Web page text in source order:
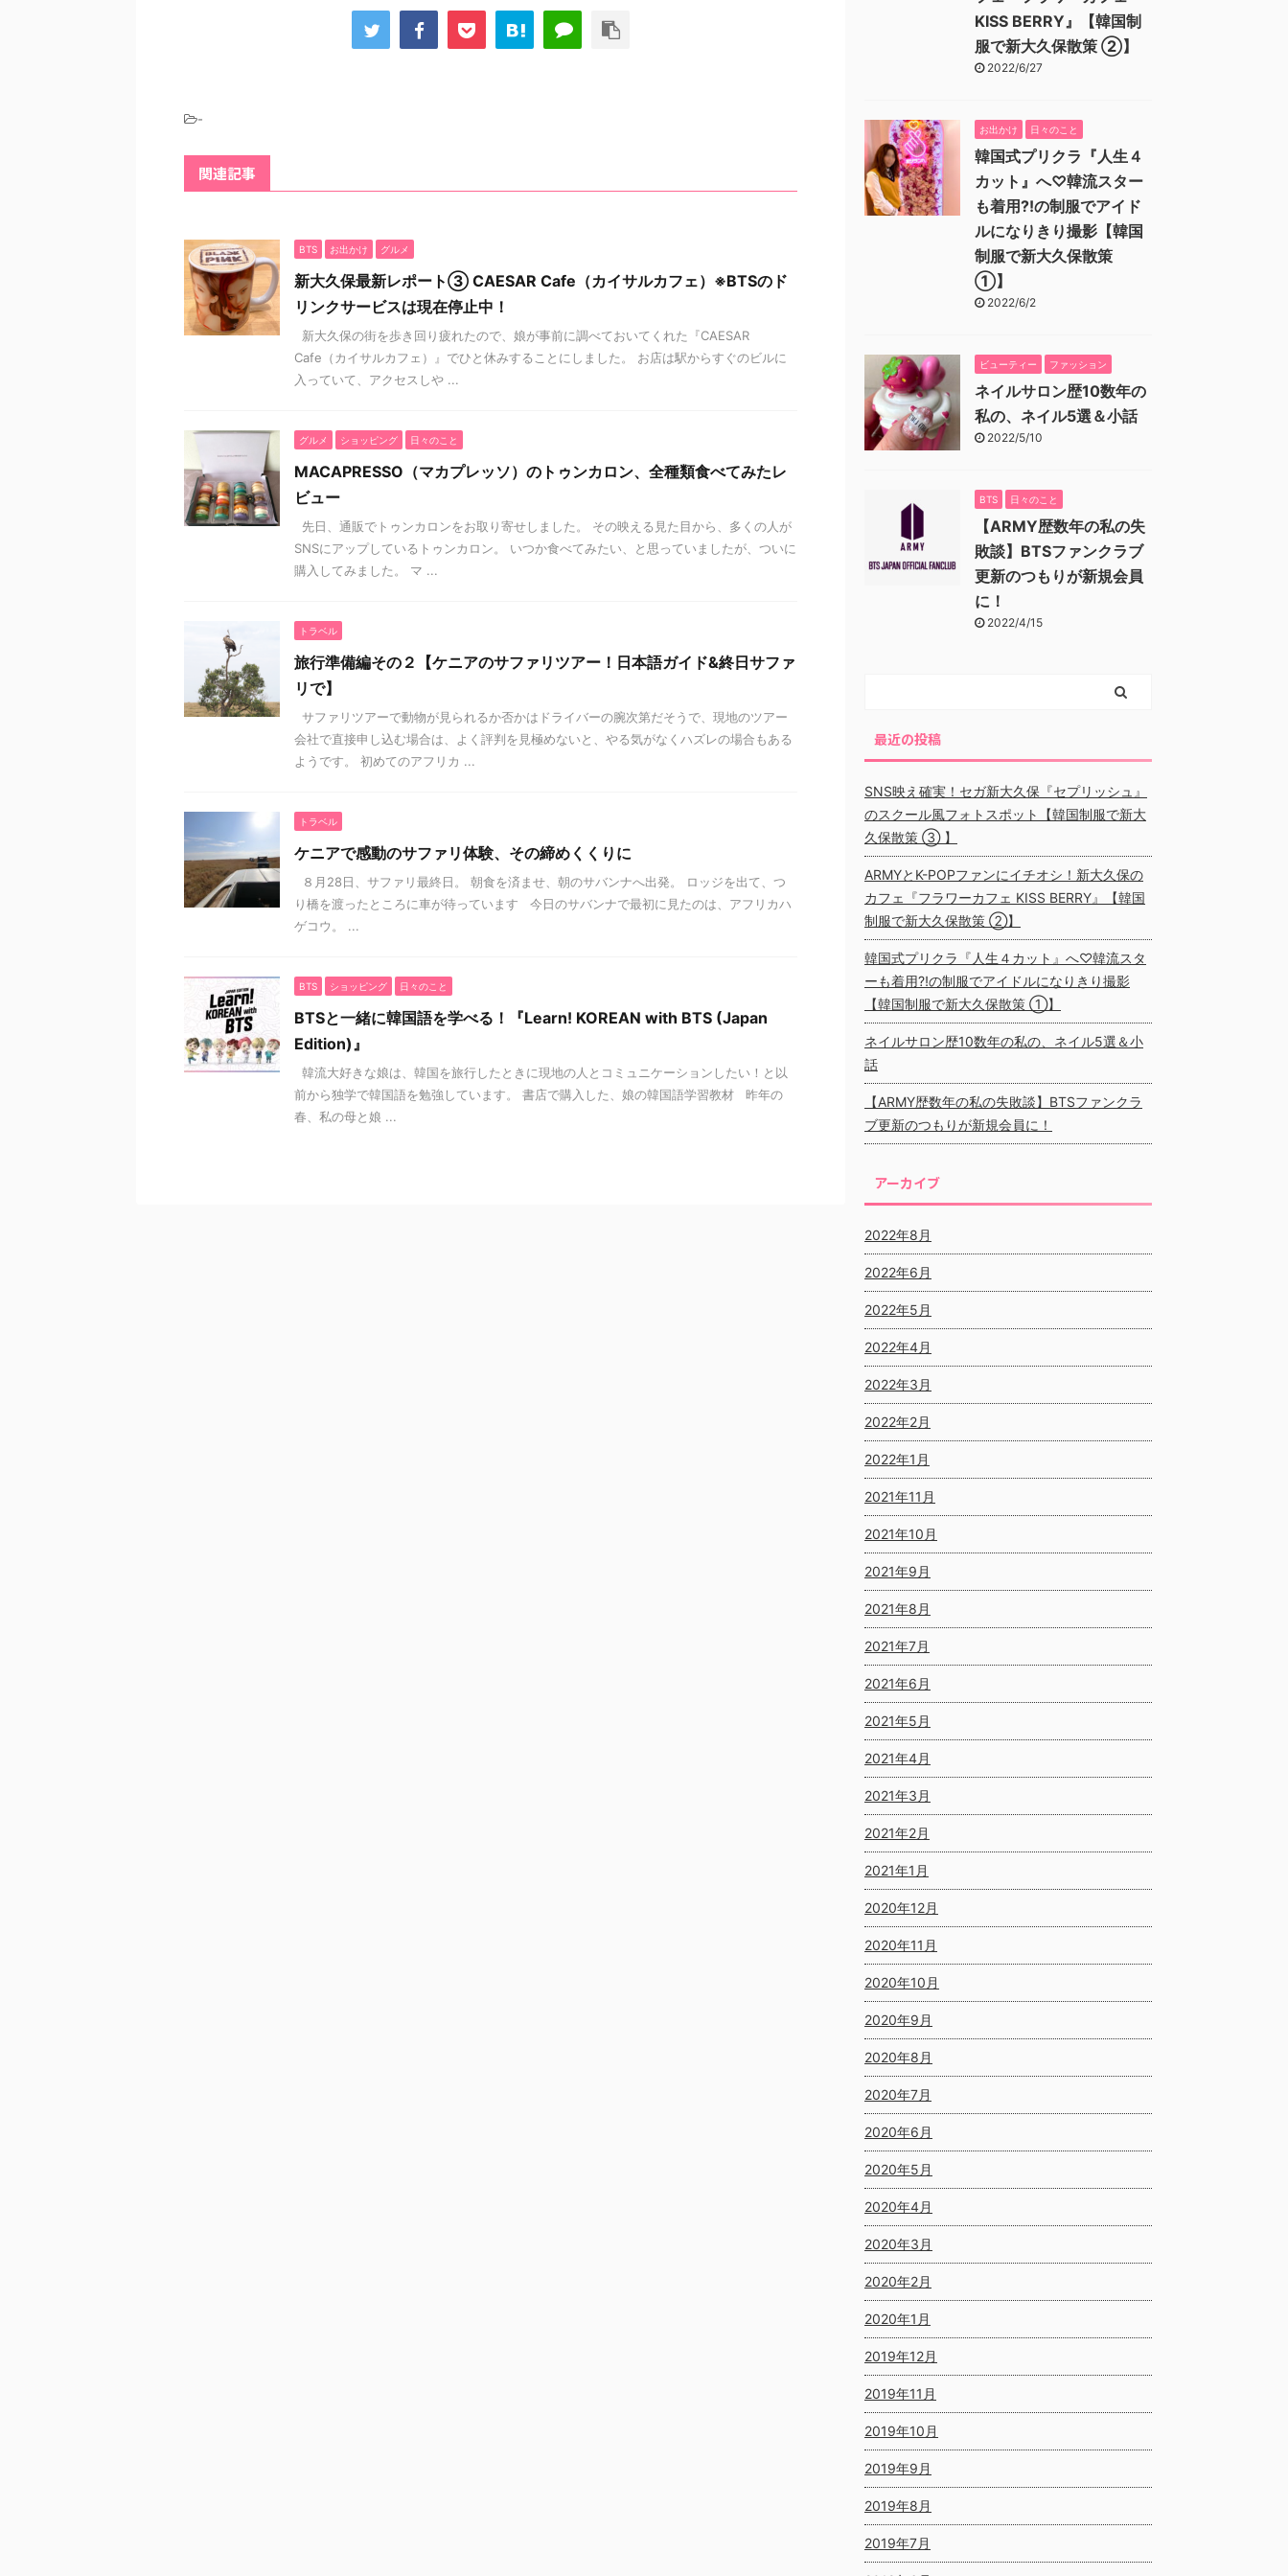
-
関連記事
BTS お出かけ グルメ
新大久保最新レポート③ CAESAR Cafe（カイサルカフェ）※BTSのド
リンクサービスは現在停止中！
新大久保の街を歩き回り疲れたので、娘が事前に調べておいてくれた『CAESAR
Cafe（カイサルカフェ）』でひと休みすることにしました。 お店は駅からすぐのビルに
入っていて、アクセスしや ...
グルメ ショッピング 日々のこと
MACAPRESSO（マカプレッソ）のトゥンカロン、全種類食べてみたレ
ビュー
先日、通販でトゥンカロンをお取り寄せしました。 その映える見た目から、多くの人が
SNSにアップしているトゥンカロン。 いつか食べてみたい、と思っていましたが、ついに
購入してみました。 マ ...
トラベル
旅行準備編その２【ケニアのサファリツアー！日本語ガイド&終日サファ
リで】
サファリツアーで動物が見られるか否かはドライバーの腕次第だそうで、現地のツアー
会社で直接申し込む場合は、よく評判を見極めないと、やる気がなくハズレの場合もある
ようです。 初めてのアフリカ ...
トラベル
ケニアで感動のサファリ体験、その締めくくりに
８月28日、サファリ最終日。 朝食を済ませ、朝のサバンナへ出発。 ロッジを出て、つ
り橋を渡ったところに車が待っています 今日のサバンナで最初に見たのは、アフリカハ
ゲコウ。 ...
BTS ショッピング 日々のこと
BTSと一緒に韓国語を学べる！『Learn! KOREAN with BTS (Japan
Edition)』
韓流大好きな娘は、韓国を旅行したときに現地の人とコミュニケーションしたい！と以
前から独学で韓国語を勉強しています。 書店で購入した、娘の韓国語学習教材 昨年の
春、私の母と娘 ...
KISS BERRY』【韓国制
服で新大久保散策 ②】
2022/6/27
お出かけ 日々のこと
韓国式プリクラ『人生４
カット』へ♡韓流スター
も着用⁈の制服でアイド
ルになりきり撮影【韓国
制服で新大久保散策
①】
2022/6/2
ビューティー ファッション
ネイルサロン歴10数年の
私の、ネイル5選＆小話
2022/5/10
BTS 日々のこと
【ARMY歴数年の私の失
敗談】BTSファンクラブ
更新のつもりが新規会員
に！
2022/4/15
最近の投稿
SNS映え確実！セガ新大久保『セプリッシュ』
のスクール風フォトスポット【韓国制服で新大
久保散策 ③ 】
ARMYとK-POPファンにイチオシ！新大久保の
カフェ『フラワーカフェ KISS BERRY』【韓国
制服で新大久保散策 ②】
韓国式プリクラ『人生４カット』へ♡韓流スタ
ーも着用⁈の制服でアイドルになりきり撮影
【韓国制服で新大久保散策 ①】
ネイルサロン歴10数年の私の、ネイル5選＆小
話
【ARMY歴数年の私の失敗談】BTSファンクラ
ブ更新のつもりが新規会員に！
アーカイブ
2022年8月
2022年6月
2022年5月
2022年4月
2022年3月
2022年2月
2022年1月
2021年11月
2021年10月
2021年9月
2021年8月
2021年7月
2021年6月
2021年5月
2021年4月
2021年3月
2021年2月
2021年1月
2020年12月
2020年11月
2020年10月
2020年9月
2020年8月
2020年7月
2020年6月
2020年5月
2020年4月
2020年3月
2020年2月
2020年1月
2019年12月
2019年11月
2019年10月
2019年9月
2019年8月
2019年7月